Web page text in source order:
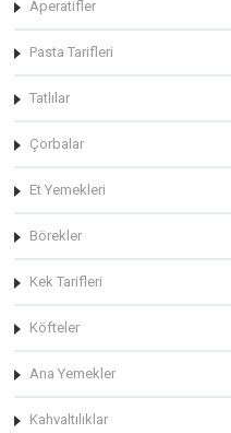
Aperatifler
Pasta Tarifleri
Tatlılar
Çorbalar
Et Yemekleri
Börekler
Kek Tarifleri
Köfteler
Ana Yemekler
Kahvaltılıklar